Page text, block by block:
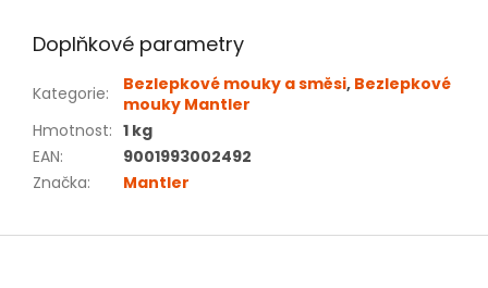
Doplňkové parametry
Kategorie: Bezlepkové mouky a směsi, Bezlepkové
mouky Mantler
Hmotnost: 1 kg
EAN:
9001993002492
Značka: Mantler
Z